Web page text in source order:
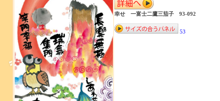
幸せ 一富士二鷹三茄子 93-092
53